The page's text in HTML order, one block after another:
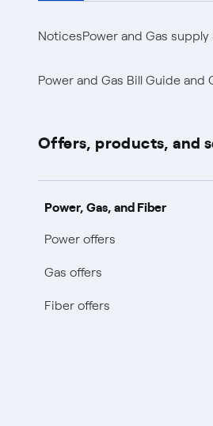
NoticesPower and Gas supply
Power and Gas Bill Guide and
Offers, products, and
Power, Gas, and Fiber
Power offers
Gas offers
Fiber offers